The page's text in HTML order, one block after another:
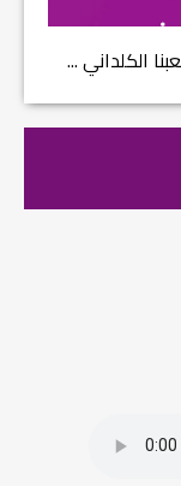
الكلداني ...